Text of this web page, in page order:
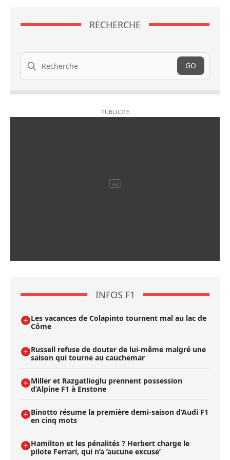
RECHERCHE
Recherche
GO
INFOS F1
Les vacances de Colapinto tournent mal au lac de
Côme
Russell refuse de douter de lui-même malgré une
saison qui tourne au cauchemar
Miller et Razgatlioglu prennent possession
d’Alpine F1 à Enstone
Binotto résume la première demi-saison d’Audi F1
en cinq mots
Hamilton et les pénalités ? Herbert charge le
pilote Ferrari, qui n’a ’aucune excuse’